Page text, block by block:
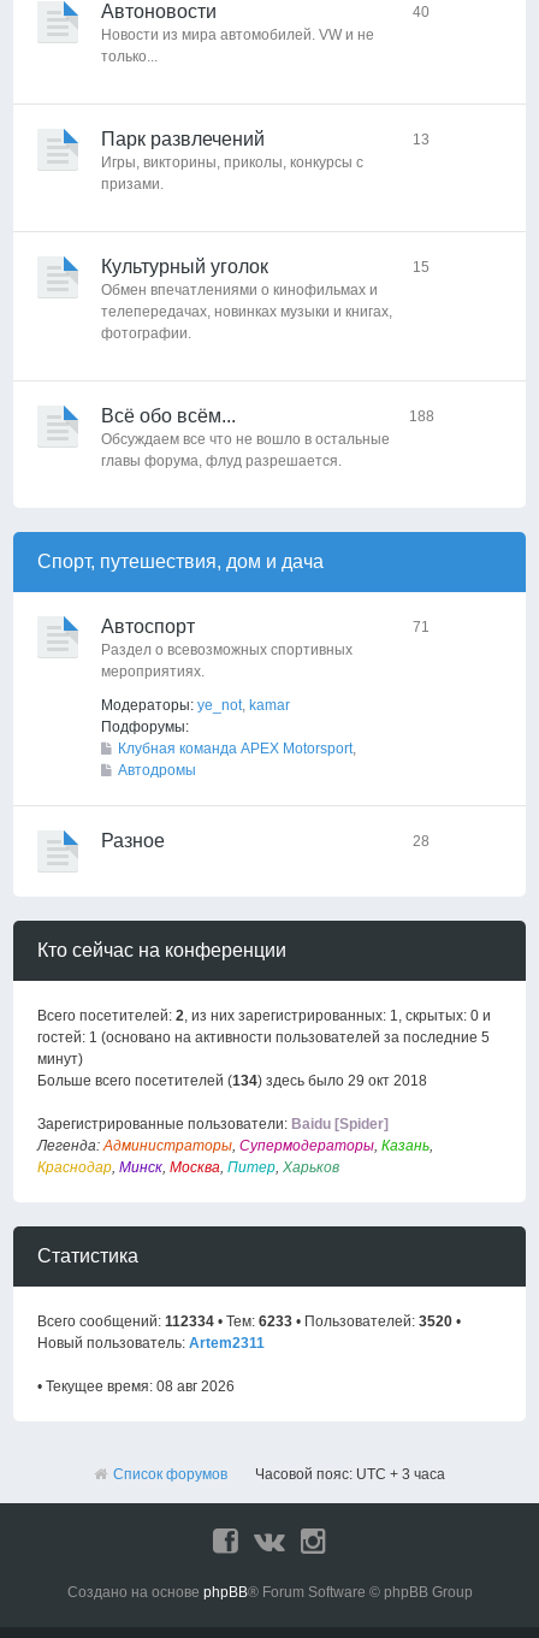
Автоновости
Новости из мира автомобилей. VW и не
только...
40
Парк развлечений
Игры, викторины, приколы, конкурсы с
призами.
13
Культурный уголок
Обмен впечатлениями о кинофильмах и
телепередачах, новинках музыки и книгах,
фотографии.
15
Всё обо всём...
Обсуждаем все что не вошло в остальные
главы форума, флуд разрешается.
188
Спорт, путешествия, дом и дача
Автоспорт
Раздел о всевозможных спортивных
мероприятиях.
Модераторы: ye_not, kamar
Подфорумы:
Клубная команда APEX Motorsport,
Автодромы
71
Разное 28
Кто сейчас на конференции
Всего посетителей:2, из них зарегистрированных: 1, скрытых: 0 и
гостей: 1 (основано на активности пользователей за последние 5
минут)
Больше всего посетителей (134) здесь было 29 окт 2018
Зарегистрированные пользователи: Baidu [Spider]
Легенда:Администраторы,Супермодераторы,Казань,
Краснодар,Минск,Москва,Питер,Харьков
Статистика
Всего сообщений:112334 • Тем:6233 • Пользователей:3520 •
Новый пользователь:Artem2311
• Текущее время: 08 авг 2026
Список форумов Часовой пояс: UTC + 3 часа
Создано на основе phpBB® Forum Software © phpBB Group